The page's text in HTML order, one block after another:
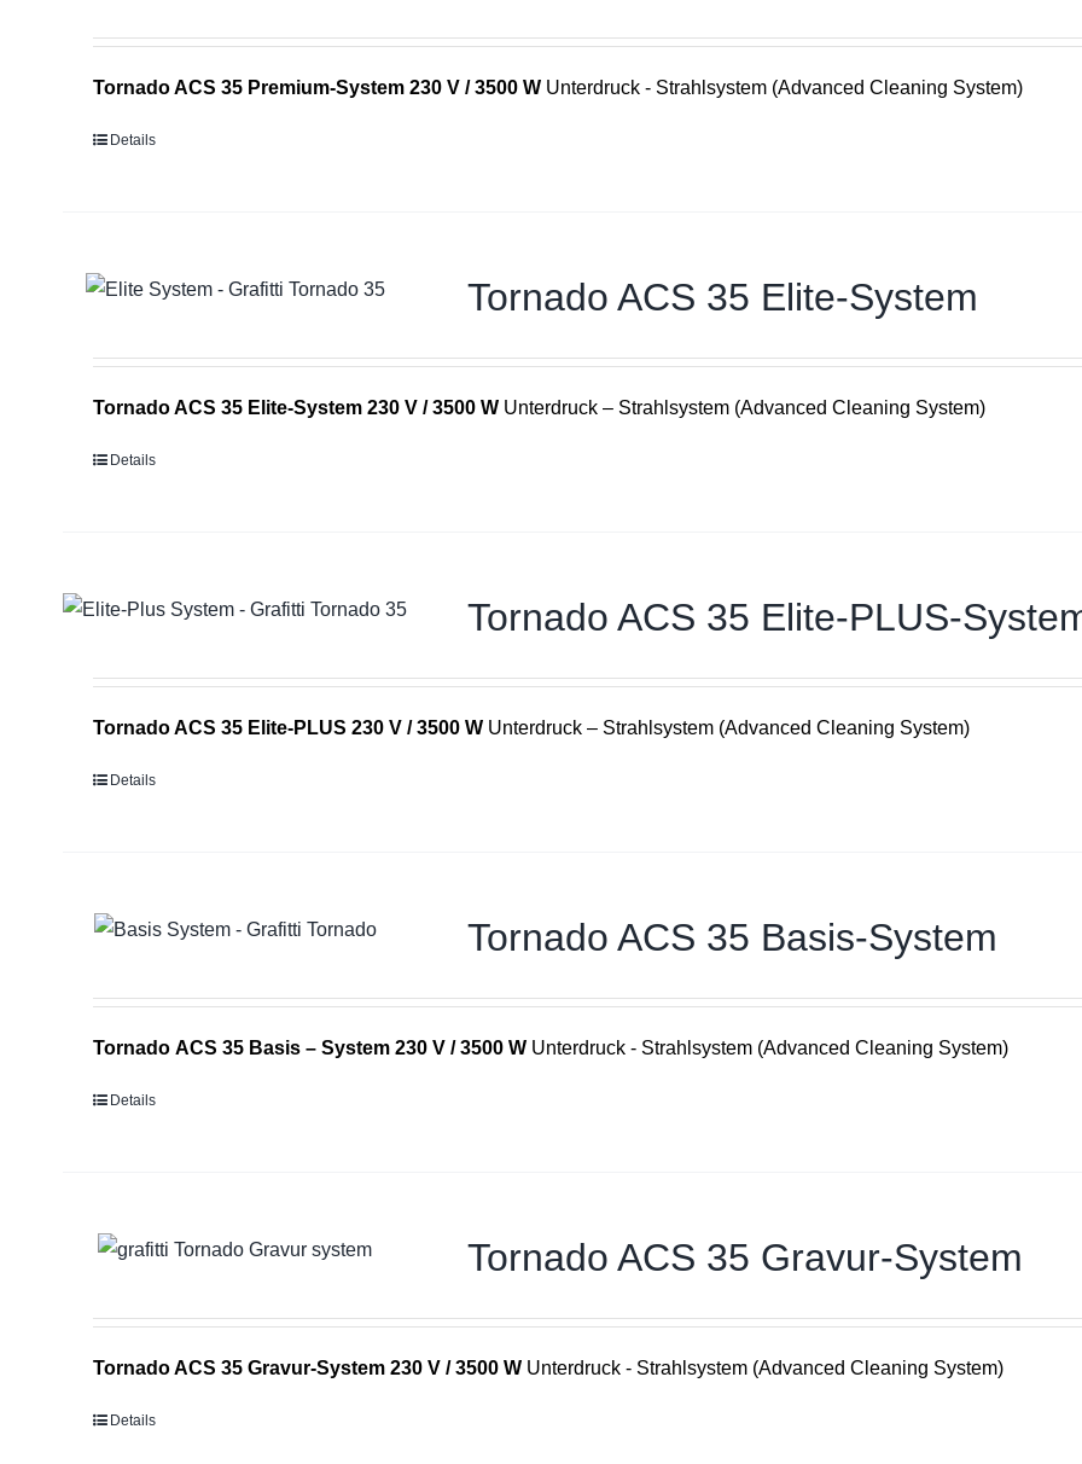
Tornado ACS 35 Premium-System 230 V / 3500 WUnterdruck - Strahlsystem (Advanced Cleaning System)
Details
Tornado ACS 35 Elite-System
Tornado ACS 35 Elite-System 230 V / 3500 WUnterdruck – Strahlsystem (Advanced Cleaning System)
Details
Tornado ACS 35 Elite-PLUS-
Tornado ACS 35 Elite-PLUS 230 V / 3500 WUnterdruck – Strahlsystem (Advanced Cleaning System)
Details
Tornado ACS 35 Basis-System
Tornado ACS 35 Basis – System 230 V / 3500 WUnterdruck - Strahlsystem (Advanced Cleaning System)
Details
Tornado ACS 35 Gravur-System
Tornado ACS 35 Gravur-System 230 V / 3500 WUnterdruck - Strahlsystem (Advanced Cleaning System)
Details